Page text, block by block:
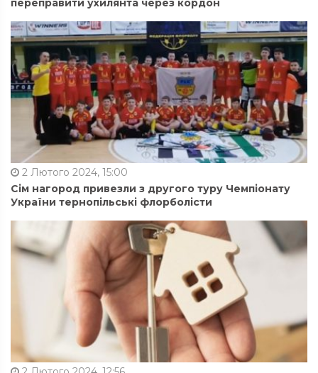
переправити ухилянта через кордон
2 Лютого 2024, 15:00
Сім нагород привезли з другого туру Чемпіонату
України тернопільські флорболісти